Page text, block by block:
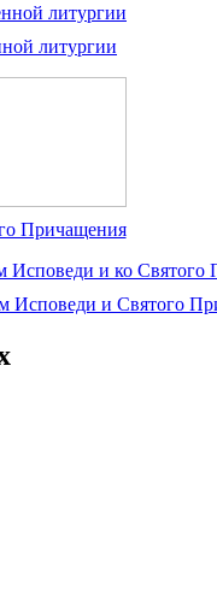
литургии
Причащения
Исповеди и Святого